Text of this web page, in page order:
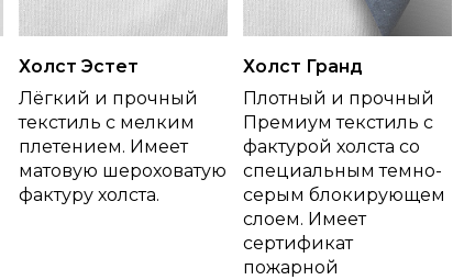
Холст Эстет
Лёгкий и прочный
текстиль с мелким
плетением. Имеет
матовую шероховатую
фактуру холста.
Холст Гранд
Плотный и прочный
Премиум текстиль с
фактурой холста со
специальным темно-
серым блокирующем
слоем. Имеет
сертификат
пожарной